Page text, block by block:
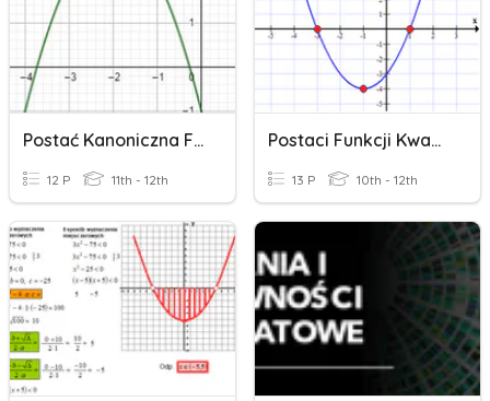
Postać Kanoniczna Funkcji Kwadratowej
12 P 11th - 12th
Postaci Funkcji Kwadratowej
13 P 10th - 12th